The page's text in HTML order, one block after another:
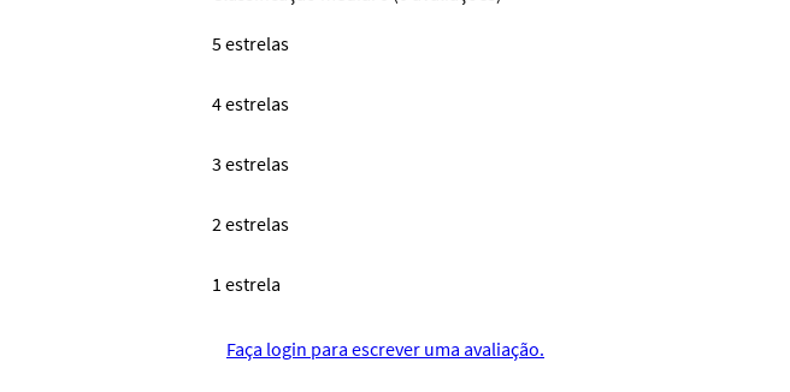
5 estrelas
4 estrelas
3 estrelas
2 estrelas
1 estrela
Faça login para escrever uma avaliação.